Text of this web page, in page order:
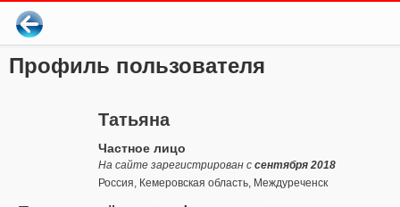
Профиль пользователя
Татьяна
Частное лицо
На сайте зарегистрирован с сентября 2018
Россия, Кемеровская область, Междуреченск